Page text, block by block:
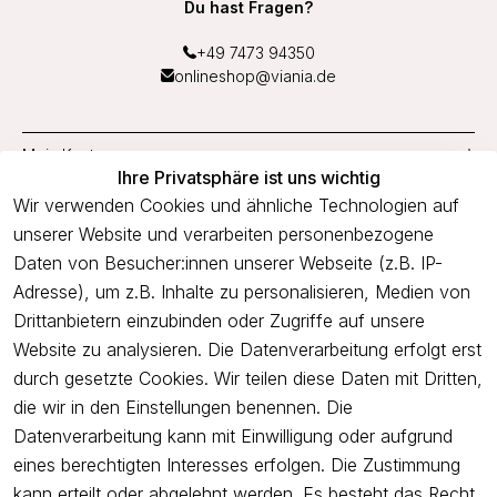
Ihre Privatsphäre ist uns wichtig
Wir verwenden Cookies und ähnliche Technologien auf
unserer Website und verarbeiten personenbezogene
Daten von Besucher:innen unserer Webseite (z.B. IP-
Adresse), um z.B. Inhalte zu personalisieren, Medien von
Drittanbietern einzubinden oder Zugriffe auf unsere
Website zu analysieren. Die Datenverarbeitung erfolgt erst
durch gesetzte Cookies. Wir teilen diese Daten mit Dritten,
die wir in den Einstellungen benennen. Die
Datenverarbeitung kann mit Einwilligung oder aufgrund
eines berechtigten Interesses erfolgen. Die Zustimmung
Du hast Fragen?
+49 7473 94350
onlineshop@viania.de
Mein Konto
Service
Unternehmen
Newsletter
Freue dich über 5€ Rabatt bei deiner nächsten Bestellung und
profitiere von Angeboten.
Newsletter abonnieren